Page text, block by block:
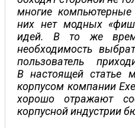
многие
них нет модных
идей. В то же
необходимость
пользователь
В настоящей статье
корпусом компании
хорошо отражают
корпусной индустрии